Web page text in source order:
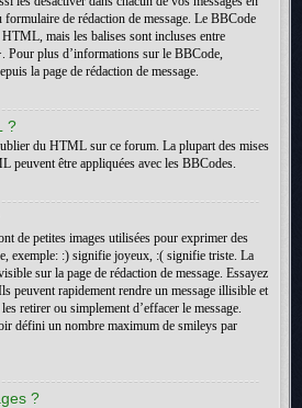
de rédaction de message. Le BBCode
mais les balises sont incluses entre
Pour plus d’informations sur le BBCode,
la page de rédaction de message.
?
du HTML sur ce forum. La plupart des mises
peuvent être appliquées avec les BBCodes.
de petites images utilisées pour exprimer des
exemple: :) signifie joyeux, :( signifie triste. La
sur la page de rédaction de message. Essayez
peuvent rapidement rendre un message illisible et
retirer ou simplement d’effacer le message.
défini un nombre maximum de smileys par
?